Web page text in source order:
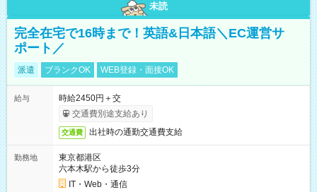
未読
完全在宅で16時まで！英語&日本語＼EC運営サ
ポート／
派遣 ブランクOK WEB登録・面接OK
給与
時給2450円＋交
交通費別途支給あり
交通費 出社時の通勤交通費支給
勤務地
東京都港区
六本木駅から徒歩3分
IT・Web・通信